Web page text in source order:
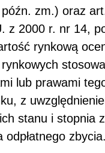
zm.) oraz
z 2000 r. nr 14,
rynkową
lub prawami
z
stanu i stopnia
odpłatnego zbycia.